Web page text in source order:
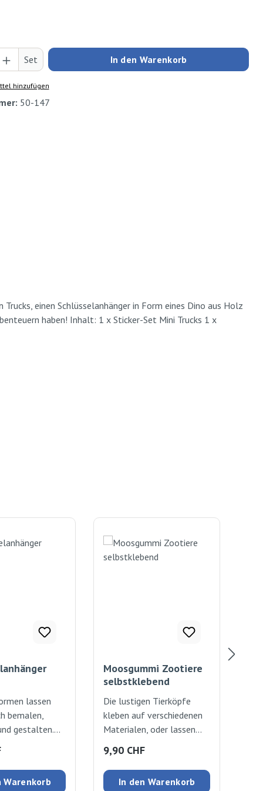
Gib den gewünschten Wert ein
Set In den Warenkorb
hinzufügen
50-147
einen Schlüsselanhänger in Form eines Dino aus Holz
haben! Inhalt: 1 x Sticker-Set Mini Trucks 1 x
lassen
bemalen,
gestalten.
-7cm / 7mm
Warenkorb
Moosgummi Zootiere
selbstklebend
Die lustigen Tierköpfe
kleben auf verschiedenen
Materialen, oder lassen
einsetzen. Tiger, Löwen,
Affen, Elefanten,
Nilpferde, Giraffen,
Regulärer Preis:
9,90 CHF
In den Warenkorb